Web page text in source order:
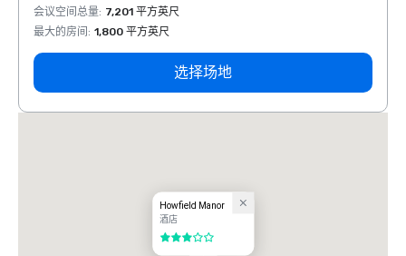
会议空间总量: 7,201 平方英尺
最大的房间 : 1,800 平方英尺
选择场地
Howfield Manor
酒店
3/5